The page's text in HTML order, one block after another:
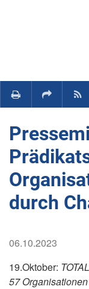
durch
06.10.2023
19.Oktober:
57